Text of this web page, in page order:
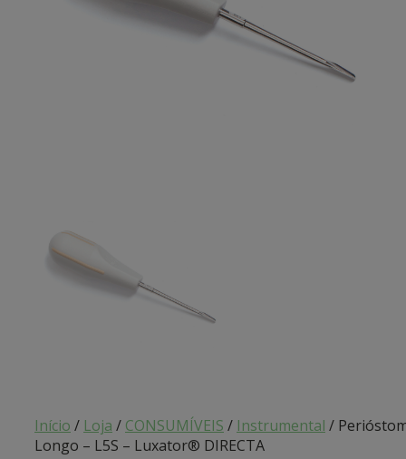
Início / Loja / CONSUMÍVEIS / Instrumental /
Longo – L5S – Luxator® DIRECTA